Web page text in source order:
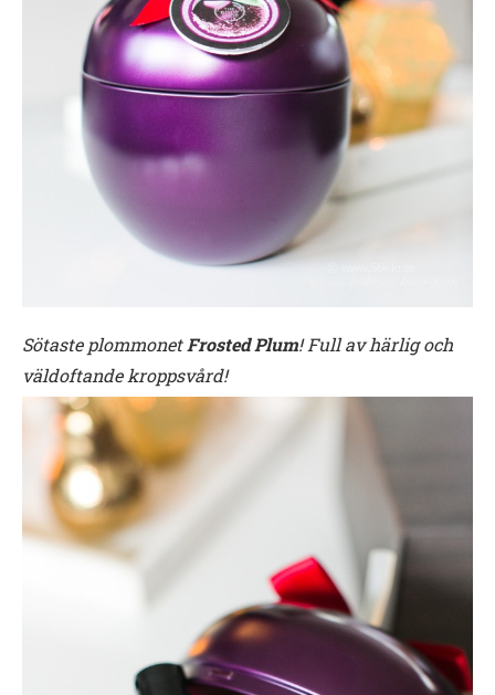
Sötaste plommonetFrosted Plum! Full av härlig och
väldoftande kroppsvård!